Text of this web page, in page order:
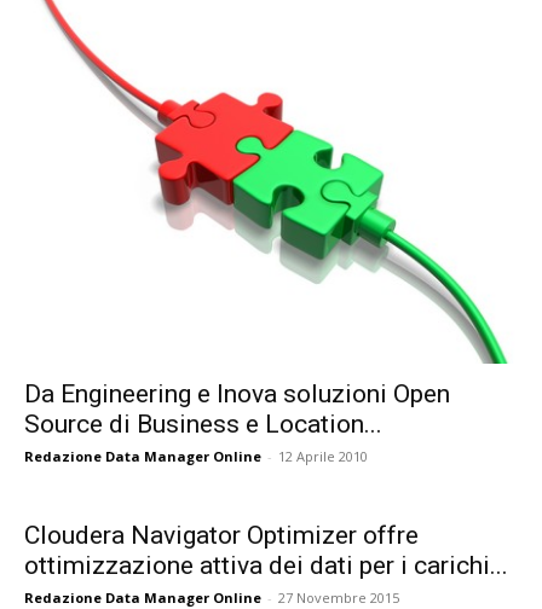
Da Engineering e Inova soluzioni Open
Source di Business e Location...
Redazione Data Manager Online - 12 Aprile 2010
Cloudera Navigator Optimizer offre
ottimizzazione attiva dei dati per i carichi...
Redazione Data Manager Online - 27 Novembre 2015